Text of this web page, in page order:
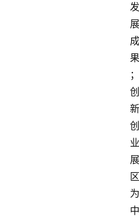
发
展
成
果
；
创
新
创
业
展
区
为
中